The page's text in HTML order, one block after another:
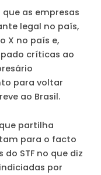
as empresas
legal no país,
X no país e,
críticas ao
para voltar
ao Brasil.
partilha
para o facto
STF no que diz
por